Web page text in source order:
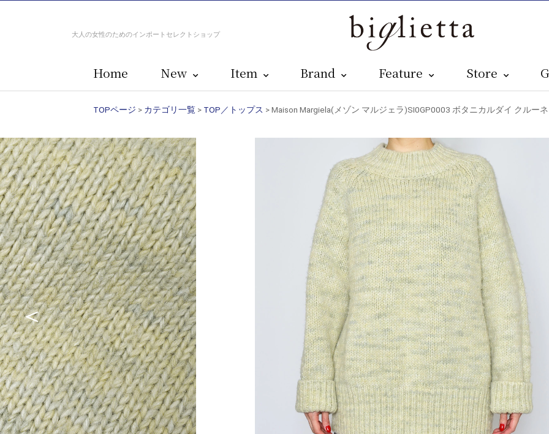
大人の女性のためのインポートセレクトショップ
Home New Item Brand Feature Store
TOPページ > カテゴリ一覧 > TOP／トップス > Maison Margiela(メゾン マルジェラ)SI0GP0003 ボタニカルダイ クルー